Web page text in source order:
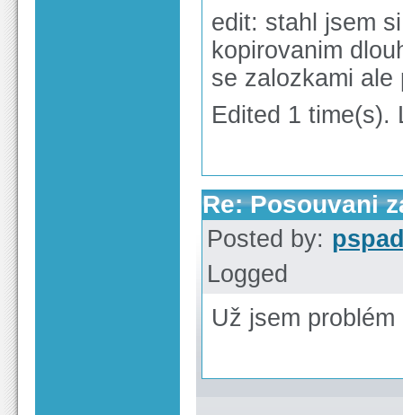
edit: stahl jsem
kopirovanim
se zalozkami ale
Edited 1 time(s).
Re: Posouvani
Posted by:
Logged
Už jsem